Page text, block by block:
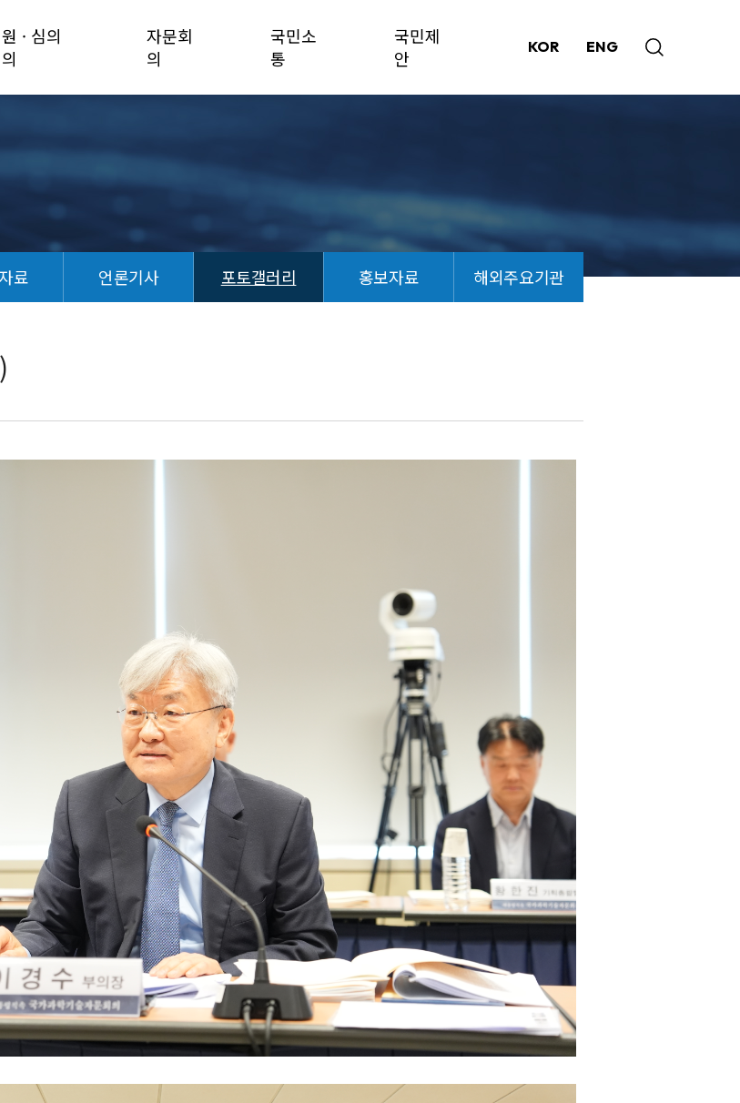
· 심의
자문회
의
국민소
통
국민제
안
KOR ENG
료 언론기사 포토갤러리 홍보자료 해외주요기관